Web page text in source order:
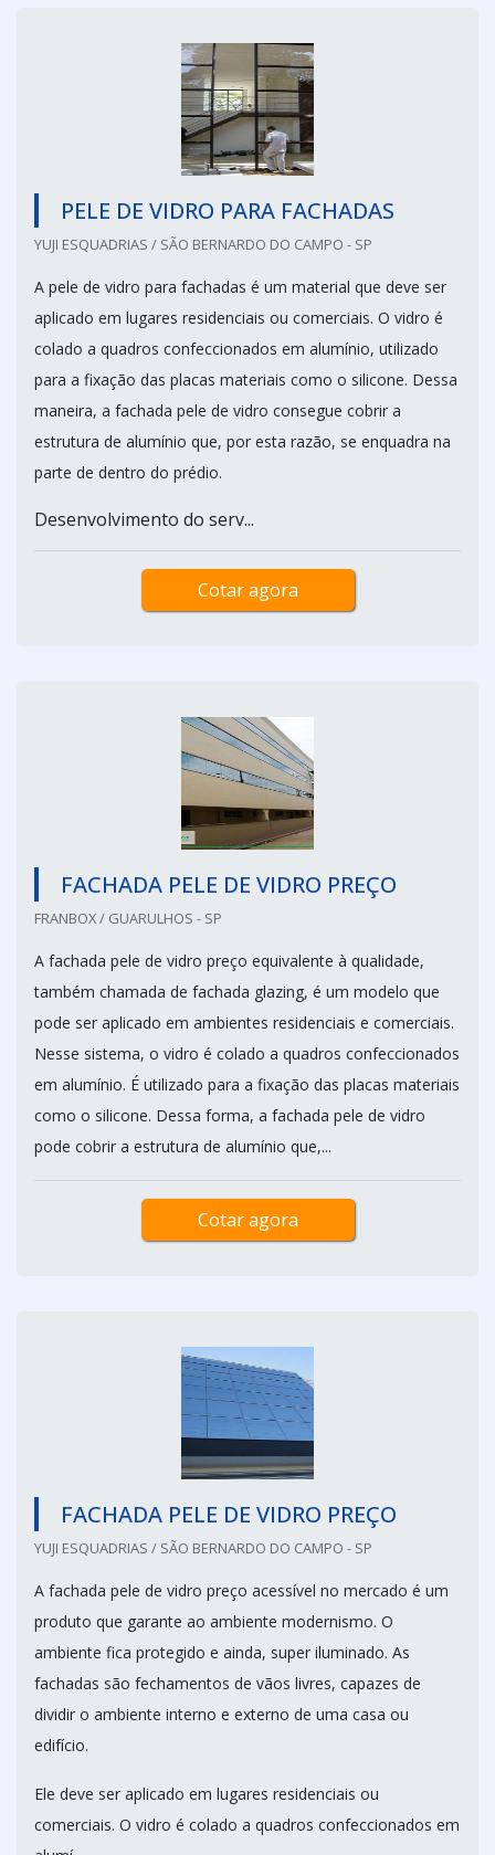
PELE DE VIDRO PARA FACHADAS
YUJI ESQUADRIAS / SÃO BERNARDO DO CAMPO - SP
A pele de vidro para fachadas é um material que deve ser
aplicado em lugares residenciais ou comerciais. O vidro é
colado a quadros confeccionados em alumínio, utilizado
para a fixação das placas materiais como o silicone. Dessa
maneira, a fachada pele de vidro consegue cobrir a
estrutura de alumínio que, por esta razão, se enquadra na
parte de dentro do prédio.
Desenvolvimento do serv...
Cotar agora
FACHADA PELE DE VIDRO PREÇO
FRANBOX / GUARULHOS - SP
A fachada pele de vidro preço equivalente à qualidade,
também chamada de fachada glazing, é um modelo que
pode ser aplicado em ambientes residenciais e comerciais.
Nesse sistema, o vidro é colado a quadros confeccionados
em alumínio. É utilizado para a fixação das placas materiais
como o silicone. Dessa forma, a fachada pele de vidro
pode cobrir a estrutura de alumínio que,...
Cotar agora
FACHADA PELE DE VIDRO PREÇO
YUJI ESQUADRIAS / SÃO BERNARDO DO CAMPO - SP
A fachada pele de vidro preço acessível no mercado é um
produto que garante ao ambiente modernismo. O
ambiente fica protegido e ainda, super iluminado. As
fachadas são fechamentos de vãos livres, capazes de
dividir o ambiente interno e externo de uma casa ou
edifício.
Ele deve ser aplicado em lugares residenciais ou
comerciais. O vidro é colado a quadros confeccionados em